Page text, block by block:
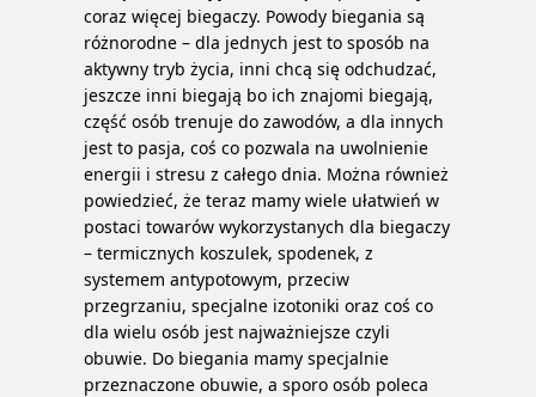
coraz więcej biegaczy. Powody biegania są
różnorodne – dla jednych jest to sposób na
aktywny tryb życia, inni chcą się odchudzać,
jeszcze inni biegają bo ich znajomi biegają,
część osób trenuje do zawodów, a dla innych
jest to pasja, coś co pozwala na uwolnienie
energii i stresu z całego dnia. Można również
powiedzieć, że teraz mamy wiele ułatwień w
postaci towarów wykorzystanych dla biegaczy
– termicznych koszulek, spodenek, z
systemem antypotowym, przeciw
przegrzaniu, specjalne izotoniki oraz coś co
dla wielu osób jest najważniejsze czyli
obuwie. Do biegania mamy specjalnie
przeznaczone obuwie, a sporo osób poleca